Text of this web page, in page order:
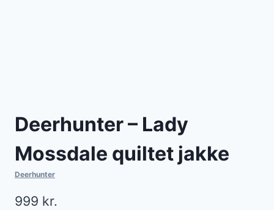
Deerhunter – Lady
Mossdale quiltet jakke
Deerhunter
999 kr.